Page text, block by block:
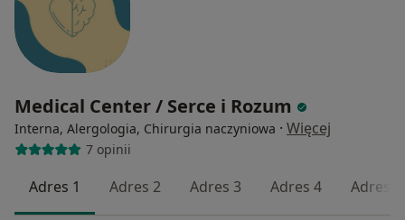
Medical Center / Serce i Rozum
Interna, Alergologia, Chirurgia naczyniowa · Więcej
7 opinii
Adres 1 Adres 2 Adres 3 Adres 4 Adres 5